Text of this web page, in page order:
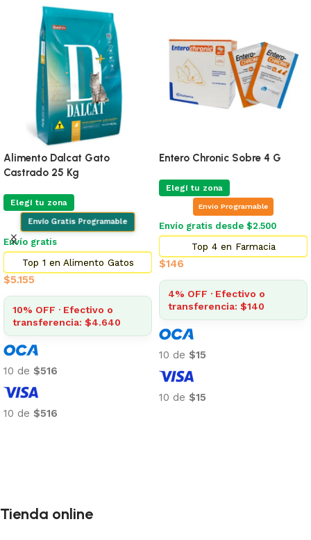
Alimento Dalcat Gato
Castrado 25 Kg
Elegí tu zona
Envío Gratis Programable
Envío gratis
Top 1 en Alimento Gatos
$5.155
10% OFF · Efectivo o
transferencia: $4.640
10 de $516
10 de $516
Entero Chronic Sobre 4 G
Elegí tu zona
Envio Programable
Envío gratis desde $2.500
Top 4 en Farmacia
$146
4% OFF · Efectivo o
transferencia: $140
10 de $15
10 de $15
Tienda online